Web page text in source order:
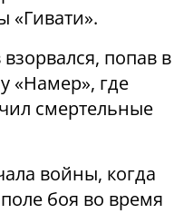
«Гивати».
попав в
«Намер», где
смертельные
войны, когда
боя во время